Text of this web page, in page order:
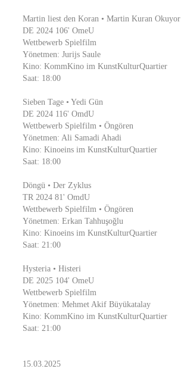
Martin liest den Koran • Martin Kuran Okuyor
DE 2024 106' OmeU
Wettbewerb Spielfilm
Yönetmen: Jurijs Saule
Kino: KommKino im KunstKulturQuartier
Saat: 18:00
Sieben Tage • Yedi Gün
DE 2024 116' OmdU
Wettbewerb Spielfilm • Öngören
Yönetmen: Ali Samadi Ahadi
Kino: Kinoeins im KunstKulturQuartier
Saat: 18:00
Döngü • Der Zyklus
TR 2024 81' OmdU
Wettbewerb Spielfilm • Öngören
Yönetmen: Erkan Tahhuşoğlu
Kino: Kinoeins im KunstKulturQuartier
Saat: 21:00
Hysteria • Histeri
DE 2025 104' OmeU
Wettbewerb Spielfilm
Yönetmen: Mehmet Akif Büyükatalay
Kino: KommKino im KunstKulturQuartier
Saat: 21:00
15.03.2025